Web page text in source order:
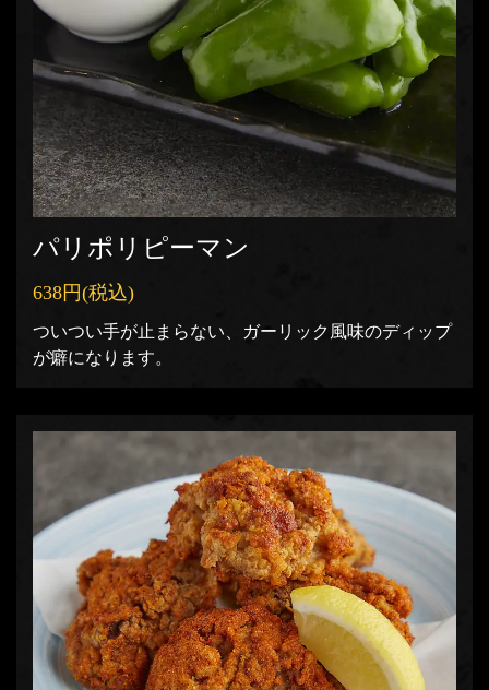
パリポリピーマン
638円(税込)
ついつい手が止まらない、ガーリック風味のディップ
が癖になります。